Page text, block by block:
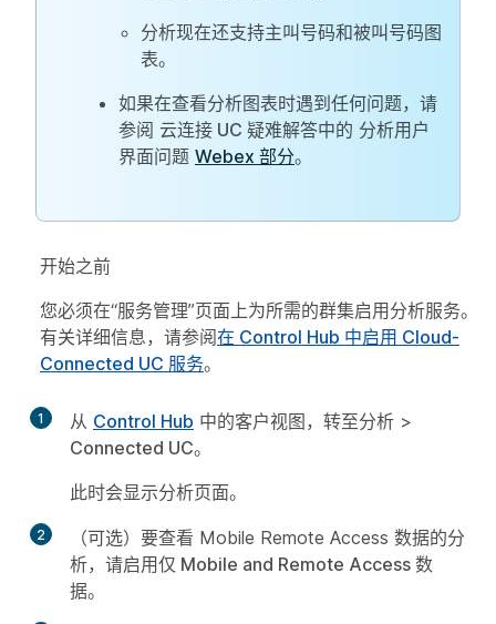
分析现在还支持主叫号码和被叫号码图
表。
如果在查看分析图表时遇到任何问题，请
参阅 云连接 UC 疑难解答中的 分析用户
界面问题 Webex 部分。
开始之前
您必须在“服务管理”页面上为所需的群集启用 分析服务。
有关详细信息，请参阅在 Control Hub 中启用 Cloud-
Connected UC 服务。
1 从 Control Hub 中的客户视图，转至分析 >
Connected UC。
此时会显示分析页面。
2
（可选）要查看 Mobile Remote Access 数据的分
析，请启用仅 Mobile and Remote Access 数
据。